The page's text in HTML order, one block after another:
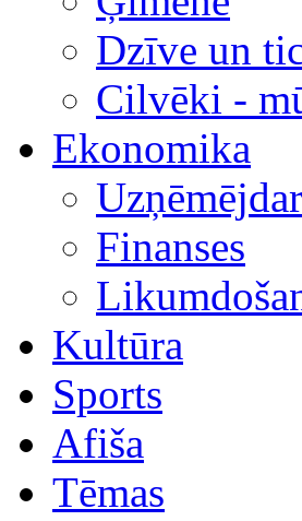
Dzīve un
Cilvēki -
Ekonomika
Finanses
Kultūra
Sports
Afiša
Tēmas